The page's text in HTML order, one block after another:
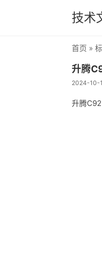
技术
首页 »
升腾
2024-10-
升腾